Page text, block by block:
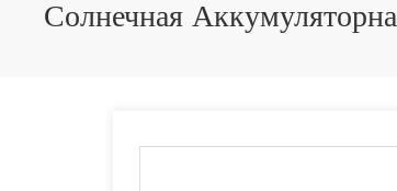
Солнечная